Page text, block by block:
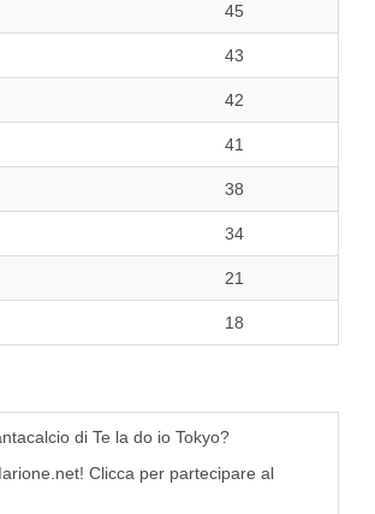
45
43
42
41
38
34
21
18
di Te la do io Tokyo?
Clicca per partecipare al